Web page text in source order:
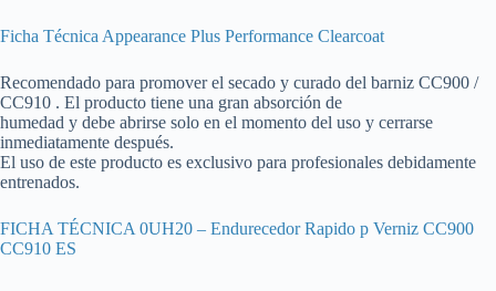
Ficha Técnica Appearance Plus Performance Clearcoat
Recomendado para promover el secado y curado del barniz CC900 /
CC910 . El producto tiene una gran absorción de
humedad y debe abrirse solo en el momento del uso y cerrarse
inmediatamente después.
El uso de este producto es exclusivo para profesionales debidamente
entrenados.
FICHA TÉCNICA 0UH20 – Endurecedor Rapido p Verniz CC900
CC910 ES